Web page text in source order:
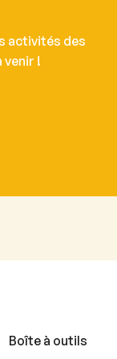
activités des
!
Boîte à outils